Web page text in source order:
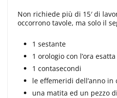
Non ri­chiede più di 15′ di
occorrono tavole, ma solo il
1 sestante
1 orologio con l’ora
1 contasecondi
le effemeridi dell’anno in
una matita ed un pezzo